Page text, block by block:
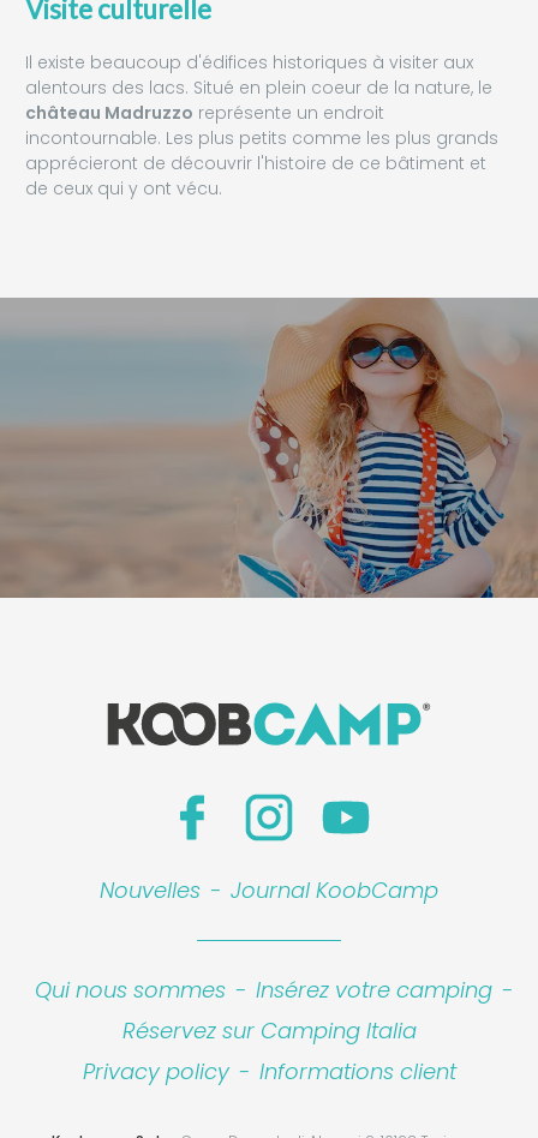
Visite culturelle
Il existe beaucoup d'édifices historiques à visiter aux
alentours des lacs. Situé en plein coeur de la nature, le
château Madruzzo représente un endroit
incontournable. Les plus petits comme les plus grands
apprécieront de découvrir l'histoire de ce bâtiment et
de ceux qui y ont vécu.
Nouvelles - Journal KoobCamp
Qui nous sommes - Insérez votre camping -
Réservez sur Camping Italia
Privacy policy - Informations client